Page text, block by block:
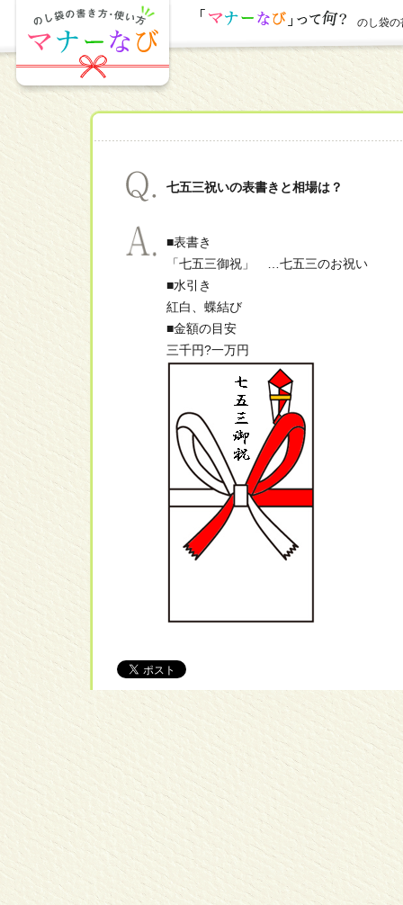
のし袋の
七五三祝いの表書きと相場は？
■表書き
「七五三御祝」 …七五三のお祝い
■水引き
紅白、蝶結び
■金額の目安
三千円?一万円